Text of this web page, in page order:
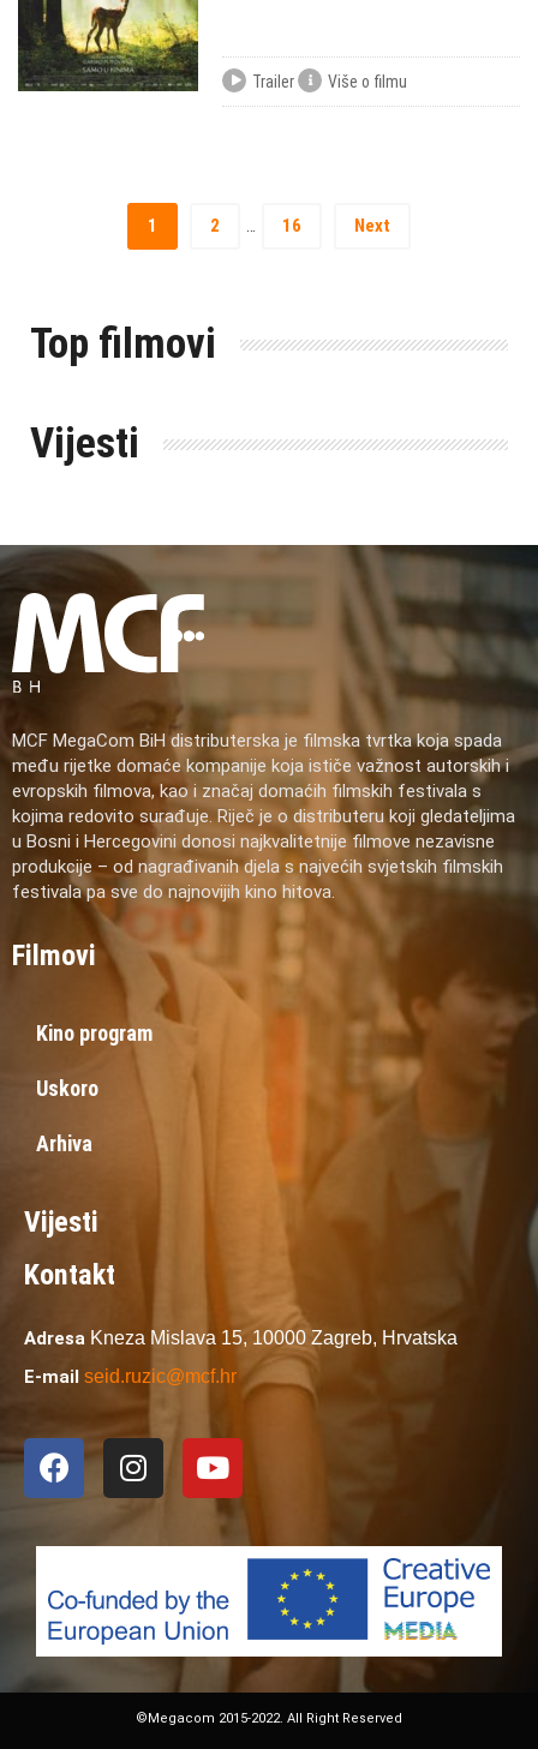
Trailer Više o filmu
1 2 16 Next
Top filmovi
Vijesti
MCF MegaCom BiH distributerska je filmska tvrtka koja spada
među rijetke domaće kompanije koja ističe važnost autorskih i
evropskih filmova, kao i značaj domaćih filmskih festivala s
kojima redovito surađuje. Riječ je o distributeru koji gledateljima
u Bosni i Hercegovini donosi najkvalitetnije filmove nezavisne
produkcije – od nagrađivanih djela s najvećih svjetskih filmskih
festivala pa sve do najnovijih kino hitova.
Filmovi
Kino program
Uskoro
Arhiva
Vijesti
Kontakt
Adresa Kneza Mislava 15, 10000 Zagreb, Hrvatska
E-mail seid.ruzic@mcf.hr
©Megacom 2015-2022. All Right Reserved